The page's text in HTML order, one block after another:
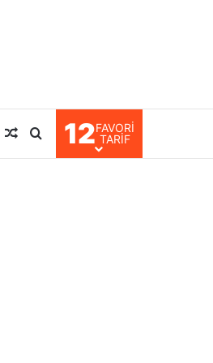
Rastgele Makale
Arama yap ...
12FAVORI
TARIF